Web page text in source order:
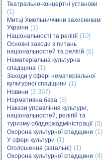
Театрально-концертні установи
(1)
Митці Хмельниччини захисникам
України (1)
Національності та релігії(10)
Основні заходи з питань
національностей та релігій (5)
Нематеріальна культурна
спадщина (1)
Заходи у сфері нематеріальної
культурної спадщини (1)
Новини (2 397)
Нормативна база (5)
Накази управління культури,
національностей, релігій та
туризму облдержадміністрації(3)
Охорона культурної спадщини (1)
У сфері культури (1)
Оголошення (загальні) (1)
Охорона культурної спадщини (4)